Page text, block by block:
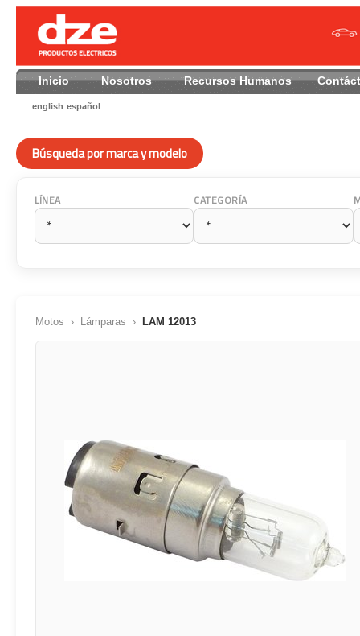
Inicio Nosotros Recursos Humanos
english español
Búsqueda por marca y modelo
LÍNEA CATEGORÍA
Motos › Lámparas › LAM 12013